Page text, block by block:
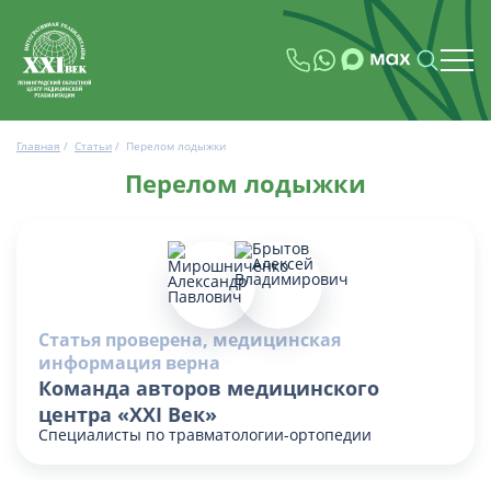
Главная / Статьи / Перелом лодыжки
Перелом лодыжки
Статья проверена, медицинская
информация верна
Команда авторов медицинского
центра «XXI Век»
Специалисты по травматологии-ортопедии